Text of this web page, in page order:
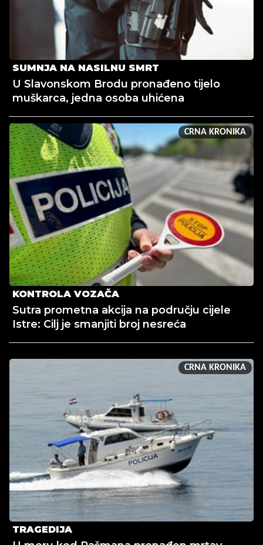
SUMNJA NA NASILNU SMRT
U Slavonskom Brodu pronađeno tijelo
muškarca, jedna osoba uhićena
CRNA KRONIKA
KONTROLA VOZAČA
Sutra prometna akcija na području cijele
Istre: Cilj je smanjiti broj nesreća
CRNA KRONIKA
TRAGEDIJA